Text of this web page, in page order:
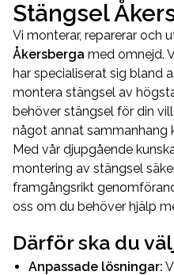
Stängsel
Vi monterar, reparerar och
Åkersberga med omnejd.
har specialiserat sig bland
montera stängsel av
behöver stängsel för din
något annat sammanhang
Med vår djupgående
montering av stängsel
framgångsrikt
oss om du behöver hjälp
Därför ska du
Anpassade lösningar: